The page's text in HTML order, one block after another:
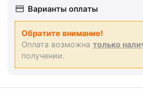
Варианты оплаты
Обратите внимание!
Оплата возможна только
получении.